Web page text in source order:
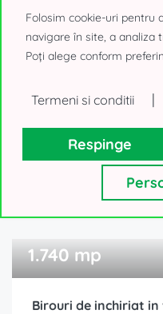
Alege sediul
Iti gasim sediul potrivit intr-o
1.740 mp
Birouri de inchiriat in
Folosim cookie-uri pentru
navigare în site, a analiza
Poți alege conform
Termeni si conditii |
Respinge